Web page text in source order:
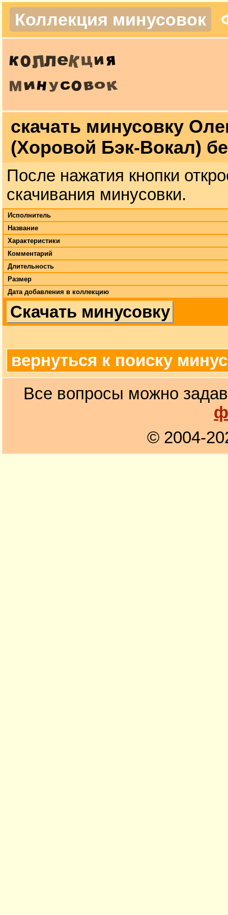
Коллекция минусовок
скачать минусовку
(Хоровой Бэк-Вокал)
После нажатия кнопки
скачивания минусовки.
Исполнитель
Название
Характеристики
Комментарий
Длительность
Размер
Дата добавления в коллекцию
Скачать минусовку
вернуться к поиску
Все вопросы можно
© 2004-